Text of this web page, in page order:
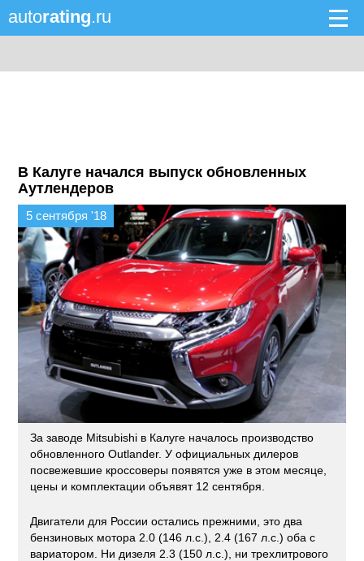
autorating.ru
В Калуге начался выпуск обновленных
Аутлендеров
5 сентября '18
За заводе Mitsubishi в Калуге началось производство
обновленного Outlander. У официальных дилеров
посвежевшие кроссоверы появятся уже в этом месяце,
цены и комплектации объявят 12 сентября.
Двигатели для России остались прежними, это два
бензиновых мотора 2.0 (146 л.с.), 2.4 (167 л.с.) оба с
вариатором. Ни дизеля 2.3 (150 л.с.), ни трехлитрового